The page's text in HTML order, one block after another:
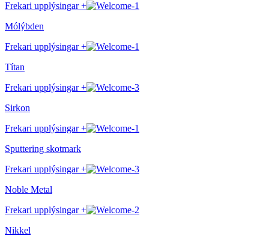
Frekari upplýsingar +
Mólýbden
Frekari upplýsingar +
Títan
Frekari upplýsingar +
Sirkon
Frekari upplýsingar +
Sputtering skotmark
Frekari upplýsingar +
Noble Metal
Frekari upplýsingar +
Nikkel